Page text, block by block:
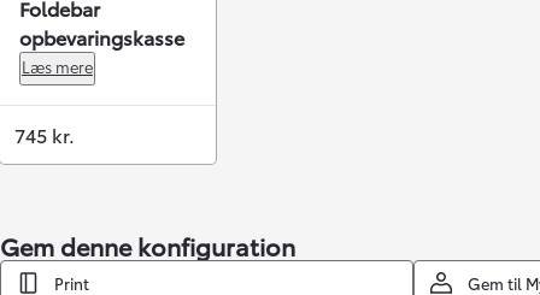
Foldebar
opbevaringskasse
Læs mere
745 kr.
Gem denne konfiguration
Print Gem til